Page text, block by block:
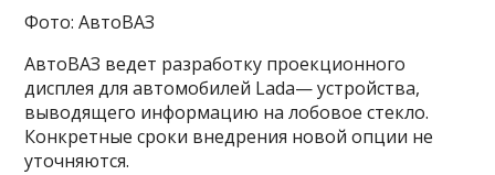
Фото: АвтоВАЗ
АвтоВАЗ ведет разработку проекционного
дисплея для автомобилей Lada— устройства,
выводящего информацию на лобовое стекло.
Конкретные сроки внедрения новой опции не
уточняются.